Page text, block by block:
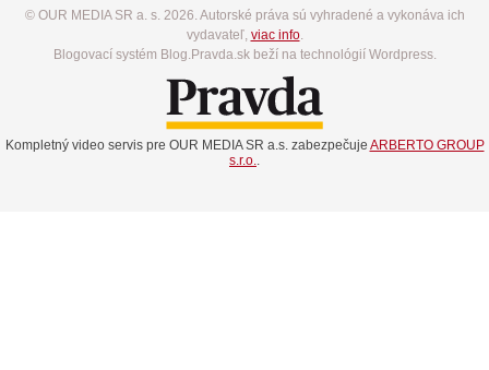
© OUR MEDIA SR a. s. 2026. Autorské práva sú vyhradené a vykonáva ich
vydavateľ, viac info.
Blogovací systém Blog.Pravda.sk beží na technológií Wordpress.
Kompletný video servis pre OUR MEDIA SR a.s. zabezpečuje ARBERTO GROUP
s.r.o.